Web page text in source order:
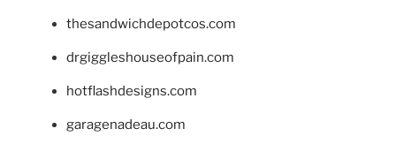
thesandwichdepotcos.com
drgiggleshouseofpain.com
hotflashdesigns.com
garagenadeau.com